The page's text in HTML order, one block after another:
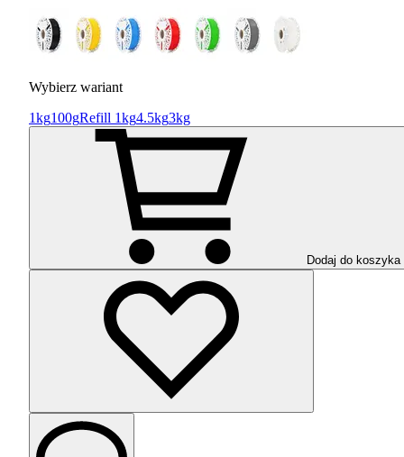
Wybierz wariant
1kg100gRefill 1kg4.5kg3kg
Dodaj do koszyka